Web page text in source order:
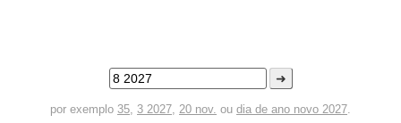
➜
por exemplo 35, 3 2027, 20 nov. ou dia de ano novo 2027.